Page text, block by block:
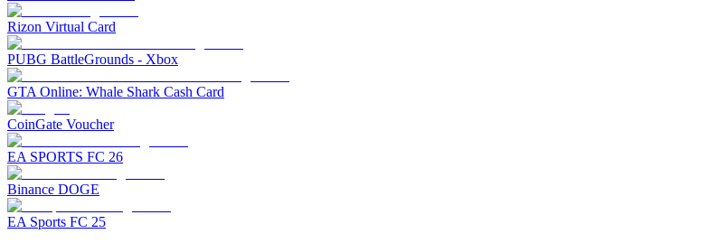
Rizon Virtual Card
PUBG BattleGrounds - Xbox
GTA Online: Whale Shark Cash Card
CoinGate Voucher
EA SPORTS FC 26
Binance DOGE
EA Sports FC 25